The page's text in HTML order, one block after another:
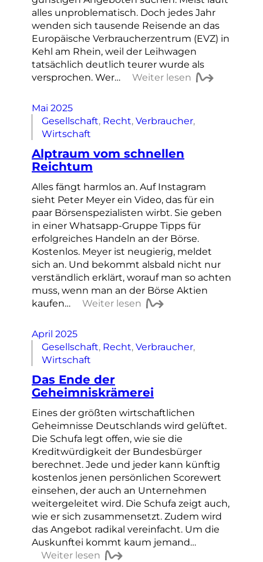
alles unproblematisch. Doch jedes Jahr
wenden sich tausende Reisende an das
Europäische Verbraucherzentrum (EVZ) in
Kehl am Rhein, weil der Leihwagen
tatsächlich deutlich teurer wurde als
versprochen. Wer…
Weiter lesen
Mai 2025
Gesellschaft, Recht, Verbraucher
Wirtschaft
Alptraum vom schnellen
Reichtum
Alles fängt harmlos an. Auf Instagram
sieht Peter Meyer ein Video, das für ein
paar Börsenspezialisten wirbt. Sie geben
in einer Whatsapp-Gruppe Tipps für
erfolgreiches Handeln an der Börse.
Kostenlos. Meyer ist neugierig, meldet
sich an. Und bekommt alsbald nicht nur
verständlich erklärt, worauf man so achten
muss, wenn man an der Börse Aktien
kaufen…
Weiter lesen
April 2025
Gesellschaft, Recht, Verbraucher
Wirtschaft
Das Ende der
Geheimniskrämerei
Eines der größten wirtschaftlichen
Geheimnisse Deutschlands wird gelüftet.
Die Schufa legt offen, wie sie die
Kreditwürdigkeit der Bundesbürger
berechnet. Jede und jeder kann künftig
kostenlos jenen persönlichen Scorewert
einsehen, der auch an Unternehmen
weitergeleitet wird. Die Schufa zeigt auch,
wie er sich zusammensetzt. Zudem wird
das Angebot radikal vereinfacht. Um die
Auskunftei kommt kaum jemand…
Weiter lesen